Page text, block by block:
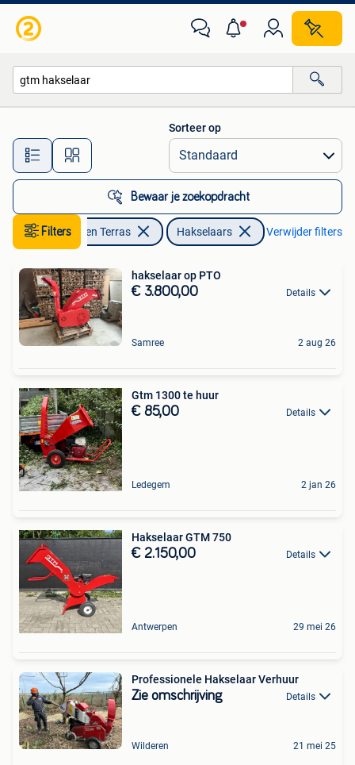
Alle afstanden…
Sorteer op
Bewaar je zoekopdracht
FiltersTuin en Terras Hakselaars Verwijder filters
hakselaar op PTO
€ 3.800,00 Details
Samree 2 aug 26
Gtm 1300 te huur
€ 85,00 Details
Ledegem 2 jan 26
Hakselaar GTM 750
€ 2.150,00 Details
Antwerpen 29 mei 26
Professionele Hakselaar Verhuur
Zie omschrijving Details
Wilderen 21 mei 25